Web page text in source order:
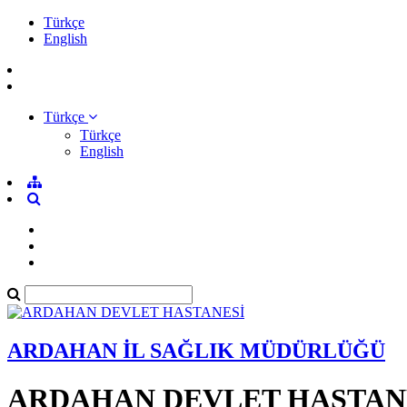
Türkçe
English
Türkçe
Türkçe
English
ARDAHAN İL SAĞLIK MÜDÜRLÜĞÜ
ARDAHAN DEVLET